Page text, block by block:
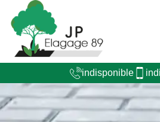
indisponible